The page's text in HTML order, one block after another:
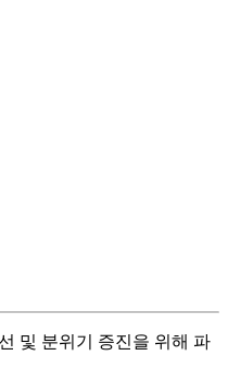
및 분위기 증진을 위해 파